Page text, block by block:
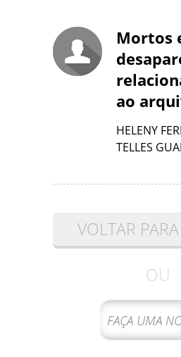
Mortos
ao
HELENY
TELLES
VOLTAR
OU